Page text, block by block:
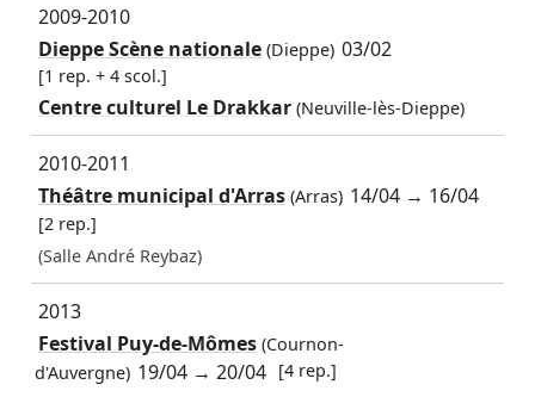
2009-2010
Dieppe Scène nationale(Dieppe) 03/02
[1 rep. + 4 scol.]
Centre culturel Le Drakkar (Neuville-lès-Dieppe)
2010-2011
Théâtre municipal d'Arras(Arras) 14/04 → 16/04
[2 rep.]
(Salle André Reybaz)
2013
Festival Puy-de-Mômes(Cournon-
d'Auvergne) 19/04 →20/04 [4 rep.]